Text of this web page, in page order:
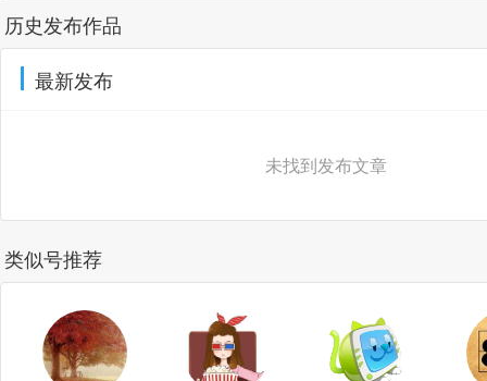
历史发布作品
最新发布
未找到发布文章
类似号推荐